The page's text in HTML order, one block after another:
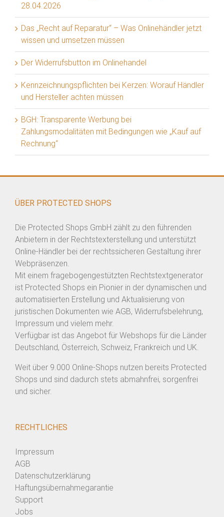
28.04.2026
Das „Recht auf Reparatur“ – Was Onlinehändler jetzt
wissen und umsetzen müssen
Der Widerrufsbutton im Onlinehandel
Kennzeichnungspflichten bei Kerzen: Worauf Händler
und Hersteller achten müssen
BGH: Transparente Werbung bei
Zahlungsmodalitäten mit Bedingungen wie „Kauf auf
Rechnung“
ÜBER PROTECTED SHOPS
Die Protected Shops GmbH zählt zu den führenden
Anbietern in der Rechtstexterstellung und unterstützt
Online-Händler bei der rechtssicheren Gestaltung ihrer
Webpräsenzen.
Mit einem fragebogengestützten Rechtstextgenerator
ist Protected Shops ein Pionier in der dynamischen und
automatisierten Erstellung und Aktualisierung von
juristischen Dokumenten wie AGB, Widerrufsbelehrung,
Impressum und vielem mehr.
Verfügbar ist das Angebot für Webshops für die Länder
Deutschland, Österreich, Schweiz, Frankreich und UK.
Weit über 9.000 Online-Shops nutzen bereits Protected
Shops und sind dadurch stets abmahnfrei, sorgenfrei
und sicher.
RECHTLICHES
Impressum
AGB
Datenschutzerklärung
Haftungsübernahmegarantie
Support
Jobs